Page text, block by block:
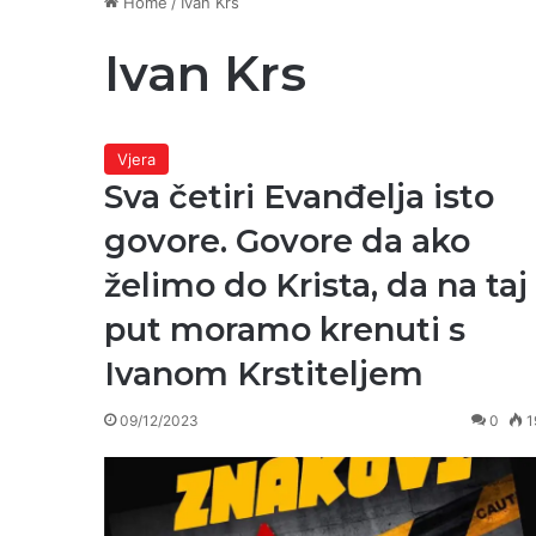
Ivan Krs
Vjera
Sva četiri Evanđelja isto
govore. Govore da ako
želimo do Krista, da na taj
put moramo krenuti s
Ivanom Krstiteljem
09/12/2023 0